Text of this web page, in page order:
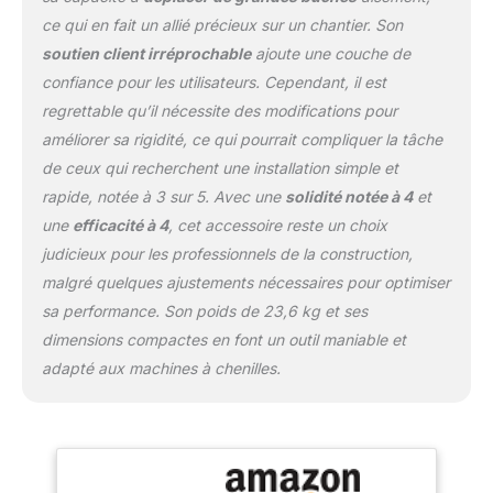
de levier maximale.
Conçu pour une
robuste et générale.
Cette pelleteuse est
idéale pour le grappin
des bûches, des
brosses, des déchets, du
des déchets, des
ordures, des débris en
vrac. Utilisez nos
grappes TYPHON pour
saisir le bois, la pierre et
le métal pour vos projets.
ce qui en fait un allié précieux sur un chantier. Son
soutien client irréprochableajoute une couche de
confiance pour les utilisateurs. Cependant, il est
regrettable qu’il nécessite des modifications pour
améliorer sa rigidité, ce qui pourrait compliquer la tâche
de ceux qui recherchent une installation simple et
rapide, notée à 3 sur 5. Avec une solidité notée à 4et
une efficacité à 4, cet accessoire reste un choix
judicieux pour les professionnels de la construction,
malgré quelques ajustements nécessaires pour optimiser
sa performance. Son poids de 23,6 kg et ses
dimensions compactes en font un outil maniable et
adapté aux machines à chenilles.